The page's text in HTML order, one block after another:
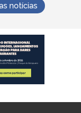
notícias